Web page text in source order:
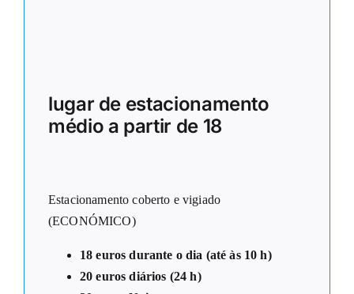
lugar de estacionamento
médio a partir de 18
Estacionamento coberto e vigiado
(ECONÓMICO)
18 euros durante o dia (até às 10 h)
20 euros diários (24 h)